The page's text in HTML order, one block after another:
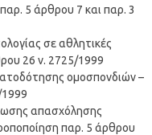
5 άρθρου 7 και παρ. 3
σε αθλητικές
26 ν. 2725/1999
ομοσπονδιών –
απασχόλησης
παρ. 5 άρθρου